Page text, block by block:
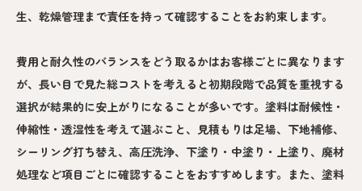
生、乾燥管理まで責任を持って確認することをお約束します。
費用と耐久性のバランスをどう取るかはお客様ごとに異なります
が、長い目で見た総コストを考えると初期段階で品質を重視する
選択が結果的に安上がりになることが多いです。塗料は耐候性・
伸縮性・透湿性を考えて選ぶこと、見積もりは足場、下地補修、
シーリング打ち替え、高圧洗浄、下塗り・中塗り・上塗り、廃材
処理など項目ごとに確認することをおすすめします。また、塗料